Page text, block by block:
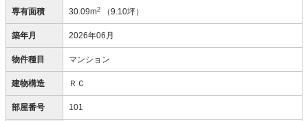
専有面積 30.09m2 （9.10坪）
築年月 2026年06月
物件種目 マンション
建物構造 ＲＣ
部屋番号 101